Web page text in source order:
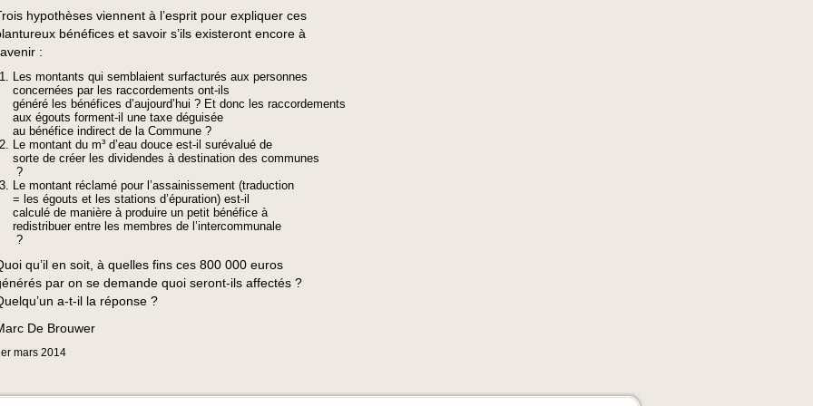
hypothèses viennent à l’esprit pour expliquer ces
bénéfices et savoir s’ils existeront encore à
:
Les montants qui semblaient surfacturés aux personnes
concernées par les raccordements ont-ils
généré les bénéfices d’aujourd’hui ? Et donc les raccordements
aux égouts forment-il une taxe déguisée
au bénéfice indirect de la Commune ?
Le montant du m³ d’eau douce est-il surévalué de
sorte de créer les dividendes à destination des communes
?
Le montant réclamé pour l’assainissement (traduction
= les égouts et les stations d’épuration) est-il
calculé de manière à produire un petit bénéfice à
redistribuer entre les membres de l’intercommunale
?
qu’il en soit, à quelles fins ces 800 000 euros
par on se demande quoi seront-ils affectés ?
a-t-il la réponse ?
De Brouwer
mars 2014